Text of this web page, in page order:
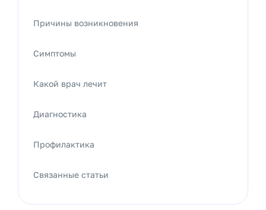
Причины возникновения
Симптомы
Какой врач лечит
Диагностика
Профилактика
Связанные статьи